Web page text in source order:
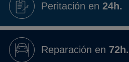
Peritación en 24h.
Reparación en 72h.